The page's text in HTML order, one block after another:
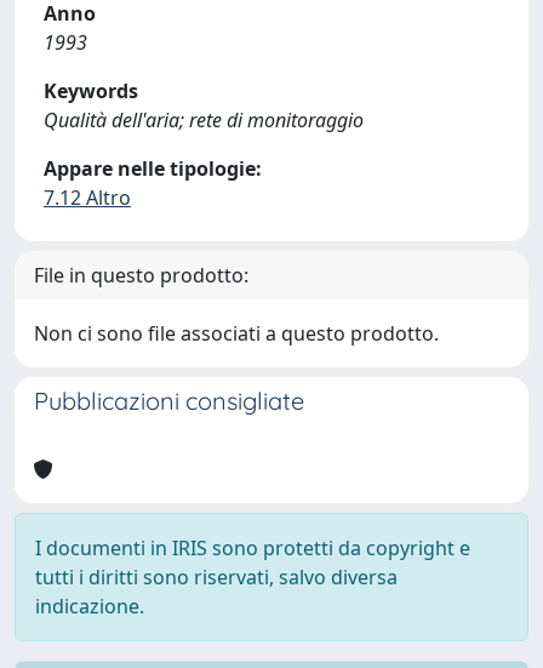
Anno
1993
Keywords
Qualità dell'aria; rete di monitoraggio
Appare nelle tipologie:
7.12 Altro
File in questo prodotto:
Non ci sono file associati a questo prodotto.
Pubblicazioni consigliate
I documenti in IRIS sono protetti da copyright e
tutti i diritti sono riservati, salvo diversa
indicazione.